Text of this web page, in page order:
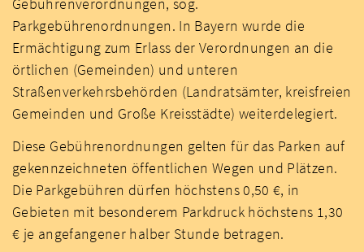
Parkgebührenordnungen. In Bayern wurde die
Ermächtigung zum Erlass der Verordnungen an die
örtlichen (Gemeinden) und unteren
Straßenverkehrsbehörden (Landratsämter, kreisfreien
Gemeinden und Große Kreisstädte) weiterdelegiert.
Diese Gebührenordnungen gelten für das Parken auf
gekennzeichneten öffentlichen Wegen und Plätzen.
Die Parkgebühren dürfen höchstens 0,50 €, in
Gebieten mit besonderem Parkdruck höchstens 1,30
€ je angefangener halber Stunde betragen.